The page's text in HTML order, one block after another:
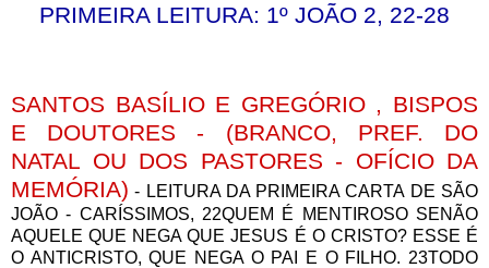
PRIMEIRA LEITURA: 1º JOÃO 2, 22-28
SANTOS BASÍLIO E GREGÓRIO , BISPOS
E DOUTORES - (BRANCO, PREF. DO
NATAL OU DOS PASTORES - OFÍCIO DA
MEMÓRIA) - LEITURA DA PRIMEIRA CARTA DE SÃO
JOÃO - CARÍSSIMOS, 22QUEM É MENTIROSO SENÃO
AQUELE QUE NEGA QUE JESUS É O CRISTO? ESSE É
O ANTICRISTO, QUE NEGA O PAI E O FILHO. 23TODO